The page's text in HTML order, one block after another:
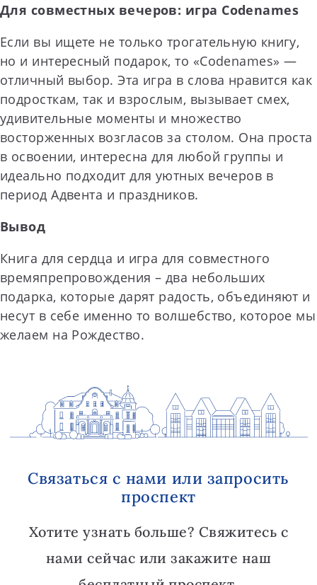
Для совместных вечеров: игра Codenames
Если вы ищете не только трогательную книгу,
но и интересный подарок, то «Codenames» —
отличный выбор. Эта игра в слова нравится как
подросткам, так и взрослым, вызывает смех,
удивительные моменты и множество
восторженных возгласов за столом. Она проста
в освоении, интересна для любой группы и
идеально подходит для уютных вечеров в
период Адвента и праздников.
Вывод
Книга для сердца и игра для совместного
времяпрепровождения – два небольших
подарка, которые дарят радость, объединяют и
несут в себе именно то волшебство, которое мы
желаем на Рождество.
Связаться с нами или запросить
проспект
Хотите узнать больше? Свяжитесь с
нами сейчас или закажите наш